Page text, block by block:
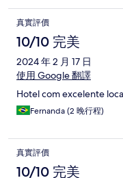
真實評價
10/10 完美
2024 年 2 月 17 日
使用 Google 翻譯
Hotel com excelente
Fernanda (2 晚行程)
真實評價
10/10 完美